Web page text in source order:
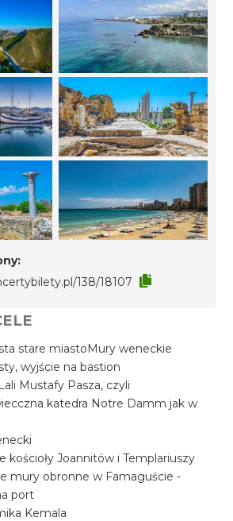
138/18107
stare miastoMury weneckie
wyjście na bastion
Mustafy Pasza, czyli
katedra Notre Damm jak w
kościoły Joannitów i Templariuszy
mury obronne w Famaguście -
port
Kemala